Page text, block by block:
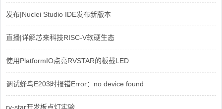
发布|Nuclei Studio IDE发布新版本
直播|详解芯来科技RISC-V软硬生态
使用PlatformIO点亮RVSTAR的板载LED
调试蜂鸟E203时报错Error：no device found
rv-star开发板点灯实验